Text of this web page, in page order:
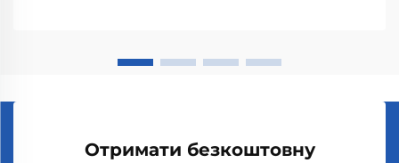
Отримати безкоштовну